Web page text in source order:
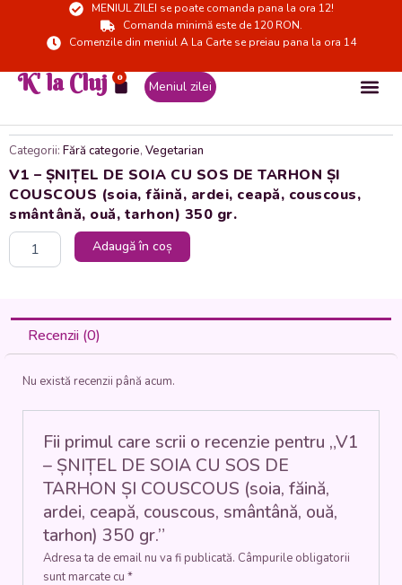
MENIUL ZILEI se poate comanda pana la ora 12!
Comanda minimă este de 120 RON.
Comenzile din meniul A La Carte se preiau pana la ora 14
K' la Cluj 0
Cart Meniul zilei
Categorii: Fără categorie, Vegetarian
V1 – ȘNIȚEL DE SOIA CU SOS DE TARHON ȘI
COUSCOUS (soia, făină, ardei, ceapă, couscous,
smântână, ouă, tarhon) 350 gr.
Cantitate
SOIA
DE
COUSCOUS
ceapă,
couscous,
smântână,
tarhon)
Adaugă în coș
Recenzii (0)
Nu există recenzii până acum.
Fii primul care scrii o recenzie pentru „V1
– ȘNIȚEL DE SOIA CU SOS DE
TARHON ȘI COUSCOUS (soia, făină,
ardei, ceapă, couscous, smântână, ouă,
tarhon) 350 gr.”
Adresa ta de email nu va fi publicată. Câmpurile obligatorii
sunt marcate cu *